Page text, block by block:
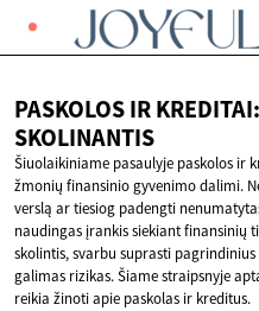
PASKOLOS IR
SKOLINANTIS
Šiuolaikiniame pasaulyje paskolos ir
žmonių finansinio gyvenimo dalimi.
verslą ar tiesiog padengti
naudingas įrankis siekiant finansinių
skolintis, svarbu suprasti
galimas rizikas. Šiame straipsnyje
reikia žinoti apie paskolas ir kreditus.